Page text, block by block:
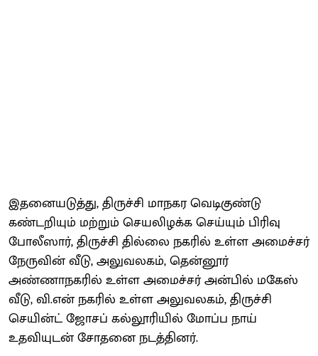
இதனையடுத்து, திருச்சி மாநகர வெடிகுண்டு
கண்டறியும் மற்றும் செயலிழக்க செய்யும் பிரிவு
போலீஸார், திருச்சி தில்லை நகரில் உள்ள அமைச்சர்
நேருவின் வீடு, அலுவலகம், தென்னூர்
அண்ணாநகரில் உள்ள அமைச்சர் அன்பில் மகேஸ்
வீடு, வி.என் நகரில் உள்ள அலுவலகம், திருச்சி
செயின்ட் ஜோசப் கல்லூரியில் மோப்ப நாய்
உதவியுடன் சோதனை நடத்தினர்.